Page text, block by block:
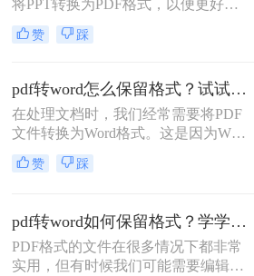
Word转换。
将PPT转换为PDF格式，以便更好地
共享和阅读。然而，许多人不知道该
如何高效地将PPT文件转换为PDF。
心，本文将为你介绍四个简单的方
法，帮助你快速实现PPT转PDF的需
求。
赞 踩
pdf转word怎么保留格式？试试这三个方法！
在处理文档时，我们经常需要将PDF
文件转换为Word格式。这是因为Word
提供了更多的编辑和格式化选项，使
得内容更易于修改、排版或重新设
了格式丢失的问题。那么，pdf转word
怎么保留格式呢？以下是一些实用的
方法和建议。
赞 踩
pdf转word如何保留格式？学学这二个转换方法！
PDF格式的文件在很多情况下都非常
实用，但有时候我们可能需要编辑或